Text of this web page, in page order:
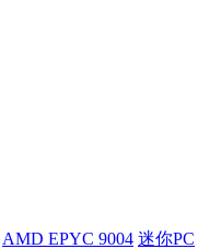
AMD EPYC 9004 迷你PC